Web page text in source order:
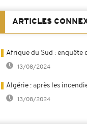
ARTICLES
Afrique du Sud : enquête
13/08/2024
Algérie : après les
13/08/2024